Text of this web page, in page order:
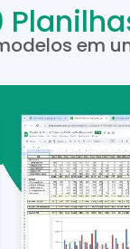
em